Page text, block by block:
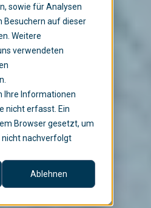
sowie für Analysen
Besuchern auf dieser
Weitere
verwendeten
Ihre Informationen
nicht erfasst. Ein
Browser gesetzt, um
nicht nachverfolgt
Ablehnen